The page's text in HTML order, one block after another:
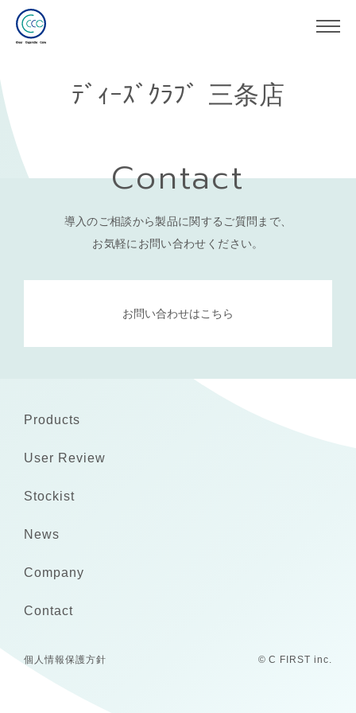
ﾃﾞｨｰｽﾞｸﾗﾌﾞ 三条店
Contact
導入のご相談から製品に関するご質問まで、
お気軽にお問い合わせください。
お問い合わせはこちら
Products
User Review
Stockist
News
Company
Contact
個人情報保護方針 © C FIRST inc.